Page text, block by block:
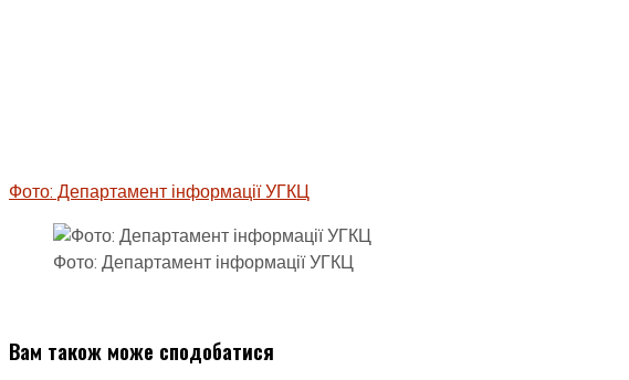
Фото: Департамент інформації УГКЦ
Фото: Департамент інформації УГКЦ
Вам також може сподобатися